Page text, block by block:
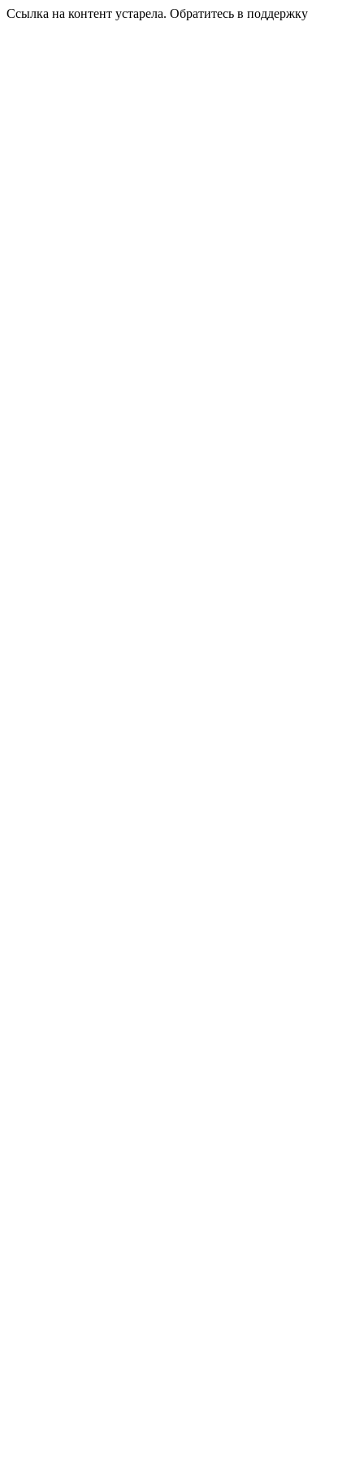
Ссылка на контент устарела. Обратитесь в поддержку